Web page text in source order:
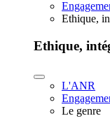
Ethique,
Ethique,
L'ANR
Le genre